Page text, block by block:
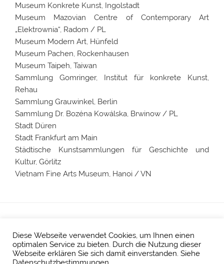
Museum Konkrete Kunst, Ingolstadt
Museum Mazovian Centre of Contemporary Art
„Elektrownia“, Radom / PL
Museum Modern Art, Hünfeld
Museum Pachen, Rockenhausen
Museum Taipeh, Taiwan
Sammlung Gomringer, Institut für konkrete Kunst,
Rehau
Sammlung Grauwinkel, Berlin
Sammlung Dr. Bozéna Kowálska, Brwinow / PL
Stadt Düren
Stadt Frankfurt am Main
Städtische Kunstsammlungen für Geschichte und
Kultur, Görlitz
Vietnam Fine Arts Museum, Hanoi / VN
Impressum/Datenschutz
Diese Webseite verwendet Cookies, um Ihnen einen
optimalen Service zu bieten. Durch die Nutzung dieser
Webseite erklären Sie sich damit einverstanden. Siehe
Datenschutzbestimmungen.